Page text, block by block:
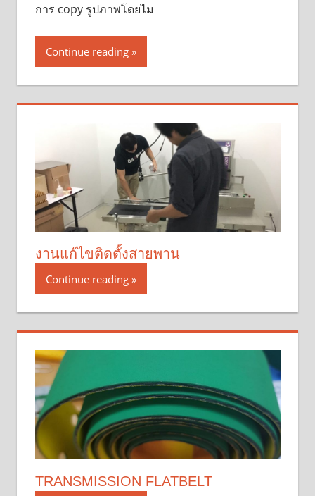
การ copy รูปภาพโดยไม
Continue reading
งานแก้ไขติดตั้งสายพาน
Continue reading
TRANSMISSION FLATBELT